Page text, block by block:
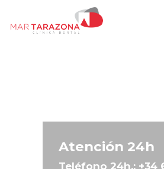
Atención 24h
Teléfono 24h.: +34